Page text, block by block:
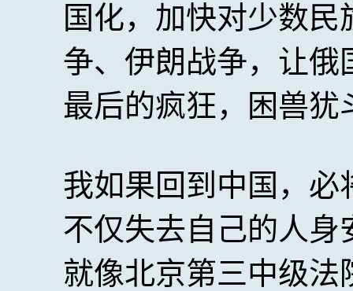
国化，加快对少数
争、伊朗战争，让
最后的疯狂，困兽犹
我如果回到中国，
不仅失去自己的人
就像北京第三中级